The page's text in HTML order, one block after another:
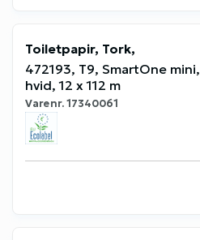
Toiletpapir, Tork,
472193, T9, SmartOne mini,
hvid, 12 x 112 m
Varenr.17340061